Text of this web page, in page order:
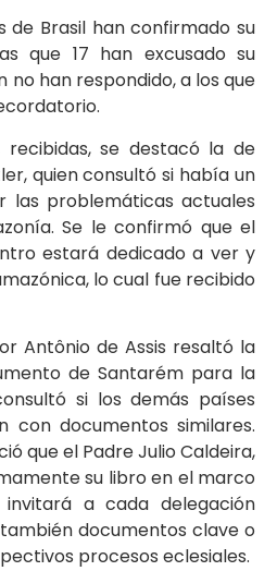
de Brasil han confirmado su
que 17 han excusado su
no han respondido, a los que
recibidas, se destacó la de
quien consultó si había un
las problemáticas actuales
Se le confirmó que el
estará dedicado a ver y
lo cual fue recibido
Antônio de Assis resaltó la
de Santarém para la
si los demás países
con documentos similares.
que el Padre Julio Caldeira,
su libro en el marco
a cada delegación
documentos clave o
procesos eclesiales.